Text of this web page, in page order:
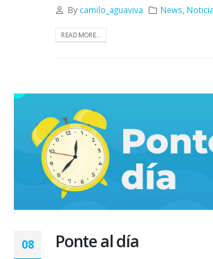
By camilo_aguaviva News,
READ MORE...
08 Ponte al día